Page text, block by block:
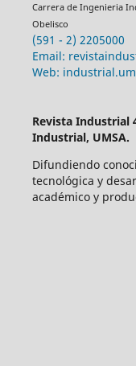
Carrera de Ingenieria
Obelisco
(591 - 2) 2205000
Email:
Web:
Revista Industrial
Industrial, UMSA.
Difundiendo
tecnológica y
académico y